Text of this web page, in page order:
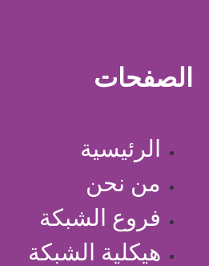
الصفحات
الرئيسية
من نحن
فروع الشبكة
هيكلية الشبكة